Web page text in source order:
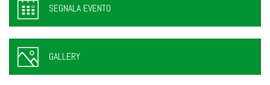
SEGNALA EVENTO
GALLERY